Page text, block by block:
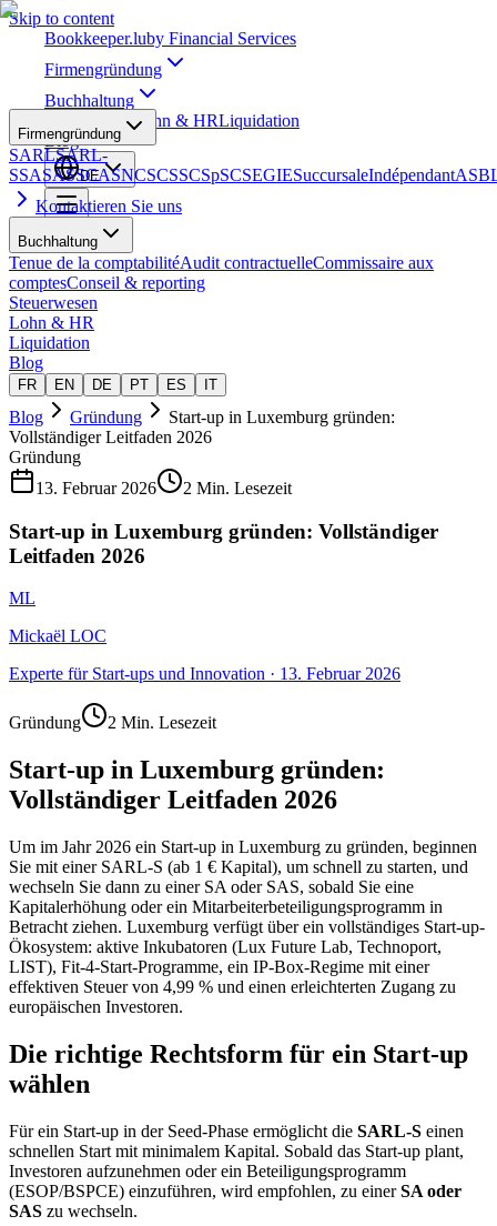
Skip to content
Bookkeeper.luby Financial Services
Firmengründung
Buchhaltung
Steuerwesen Lohn & HRLiquidation
Blog
DE
Firmengründung
SARLSARL-
SSASASSCASNCSCSSCSpSCSEGIESuccursaleIndépendant
Kontaktieren Sie uns
Buchhaltung
Tenue de la comptabilitéAudit contractuelleCommissaire aux
comptesConseil & reporting
Steuerwesen
Lohn & HR
Liquidation
Blog
FR EN DE PT ES IT
Blog Gründung
Start-up in Luxemburg gründen:
Vollständiger Leitfaden 2026
Gründung
13. Februar 2026
2 Min. Lesezeit
Start-up in Luxemburg gründen: Vollständiger
Leitfaden 2026
ML
Mickaël LOC
Experte für Start-ups und Innovation · 13. Februar 2026
Gründung 2 Min. Lesezeit
Start-up in Luxemburg gründen:
Vollständiger Leitfaden 2026
Um im Jahr 2026 ein Start-up in Luxemburg zu gründen, beginnen
Sie mit einer SARL-S (ab 1 € Kapital), um schnell zu starten, und
wechseln Sie dann zu einer SA oder SAS, sobald Sie eine
Kapitalerhöhung oder ein Mitarbeiterbeteiligungsprogramm in
Betracht ziehen. Luxemburg verfügt über ein vollständiges Start-up-
Ökosystem: aktive Inkubatoren (Lux Future Lab, Technoport,
LIST), Fit-4-Start-Programme, ein IP-Box-Regime mit einer
effektiven Steuer von 4,99 % und einen erleichterten Zugang zu
europäischen Investoren.
Die richtige Rechtsform für ein Start-up
wählen
Für ein Start-up in der Seed-Phase ermöglicht die SARL-S einen
schnellen Start mit minimalem Kapital. Sobald das Start-up plant,
Investoren aufzunehmen oder ein Beteiligungsprogramm
(ESOP/BSPCE) einzuführen, wird empfohlen, zu einerSA oder
SAS zu wechseln.